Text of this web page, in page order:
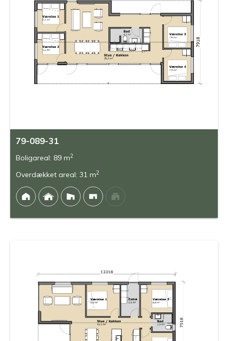
79-089-31
Boligareal: 89 m2
Overdækket areal: 31 m2